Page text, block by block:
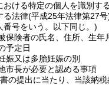
おける特定の個人を識別す
る法律(平成25年法律第27号
番号をいう。以下同じ。)
保険者の氏名、住所、生年
予定日
娠又は多胎妊娠の別
市長が必要と認める事項
の提出に当たり、当該納